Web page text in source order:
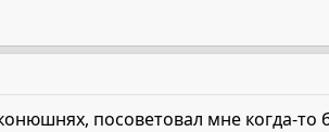
посоветовал мне когда-то